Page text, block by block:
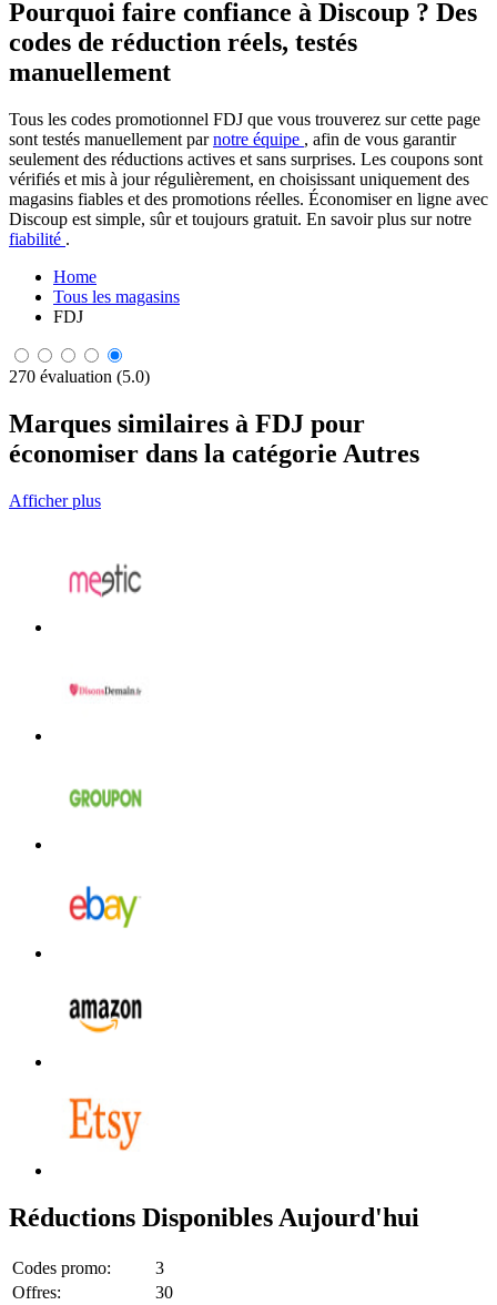
Pourquoi faire confiance à Discoup ? Des
codes de réduction réels, testés
manuellement
Tous les codes promotionnel FDJ que vous trouverez sur cette page
sont testés manuellement parnotre équipe , afin de vous garantir
seulement des réductions actives et sans surprises. Les coupons sont
vérifiés et mis à jour régulièrement, en choisissant uniquement des
magasins fiables et des promotions réelles. Économiser en ligne avec
Discoup est simple, sûr et toujours gratuit. En savoir plus sur notre
fiabilité .
Home
Tous les magasins
FDJ
270 évaluation (5.0)
Marques similaires à FDJ pour
économiser dans la catégorie Autres
Afficher plus
Réductions Disponibles Aujourd'hui
Codes promo:
3
Offres:
30